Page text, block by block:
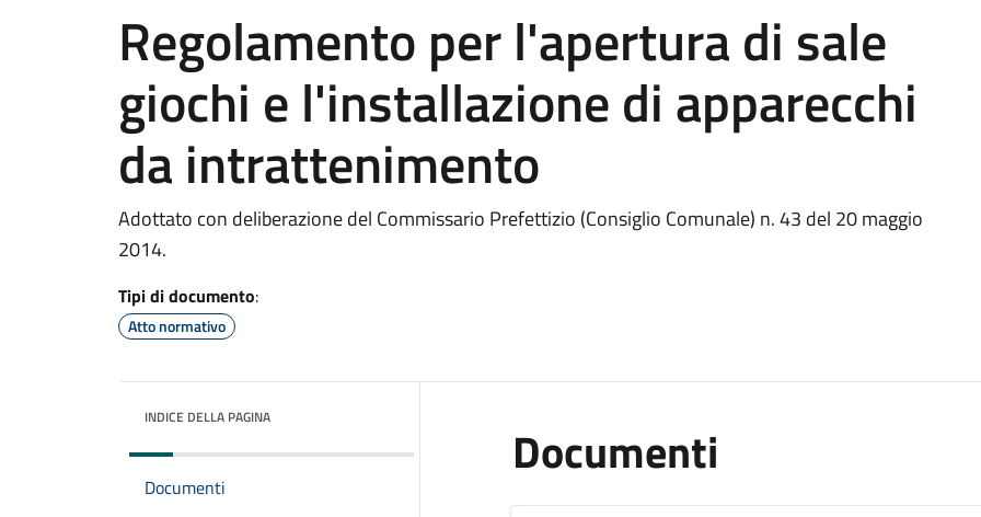
Regolamento per l'apertura di sale
giochi e l'installazione di apparecchi
da intrattenimento
Adottato con deliberazione del Commissario Prefettizio (Consiglio Comunale) n. 43 del 20 maggio
2014.
Tipi di documento:
Atto normativo
INDICE DELLA PAGINA
Documenti
Documenti